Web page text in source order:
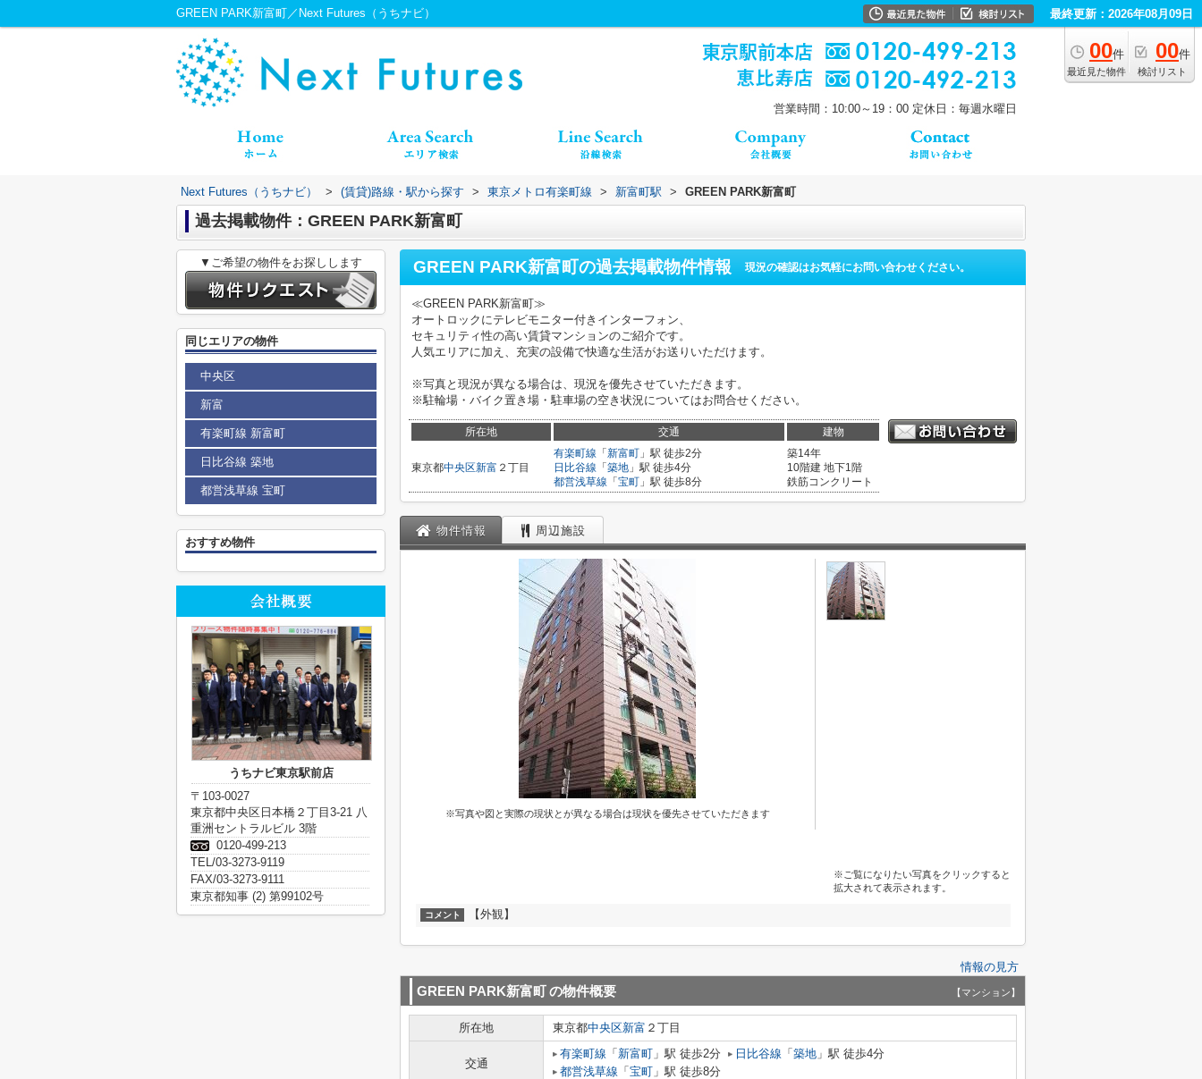
GREEN PARK新富町／Next Futures（うちナビ） 最終更新：2026年08月09日
00件
最近見た物件
00件
検討リスト
営業時間：10:00～19：00 定休日：毎週水曜日
Next Futures（うちナビ） > (賃貸)路線・駅から探す > 東京メトロ有楽町線 > 新富町駅 > GREEN PARK新富町
過去掲載物件：GREEN PARK新富町
GREEN PARK新富町の過去掲載物件情報 現況の確認はお気軽にお問い合わせください。
≪GREEN PARK新富町≫
オートロックにテレビモニター付きインターフォン、
セキュリティ性の高い賃貸マンションのご紹介です。
人気エリアに加え、充実の設備で快適な生活がお送りいただけます。
※写真と現況が異なる場合は、現況を優先させていただきます。
※駐輪場・バイク置き場・駐車場の空き状況についてはお問合せください。
所在地 交通 建物
東京都中央区新富 ２丁目
有楽町線 「 新富町 」駅 徒歩2分
日比谷線 「 築地 」駅 徒歩4分
都営浅草線 「 宝町 」駅 徒歩8分
築14年
10階建 地下1階
鉄筋コンクリート
物件情報 周辺施設
※写真や図と実際の現状とが異なる場合は現状を優先させていただきます
※ご覧になりたい写真をクリックすると
拡大されて表示されます。
コメント 【外観】
情報の見方
GREEN PARK新富町の物件概要 【マンション】
所在地 東京都中央区新富 ２丁目
交通
有楽町線 「 新富町 」駅 徒歩2分 日比谷線 「 築地 」駅 徒歩4分
都営浅草線 「 宝町 」駅 徒歩8分
▼ご希望の物件をお探しします
同じエリアの物件
中央区
新富
有楽町線 新富町
日比谷線 築地
都営浅草線 宝町
おすすめ物件
うちナビ東京駅前店
〒103-0027
東京都中央区日本橋２丁目3-21 八
重洲セントラルビル 3階
0120-499-213
TEL/03-3273-9119
FAX/03-3273-9111
東京都知事 (2) 第99102号